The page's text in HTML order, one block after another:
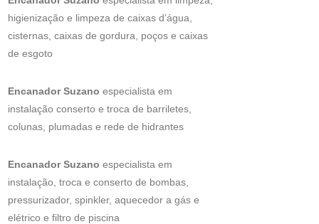
higienização e limpeza de caixas d’água,
cisternas, caixas de gordura, poços e caixas
de esgoto
Encanador Suzano especialista em
instalação conserto e troca de barriletes,
colunas, plumadas e rede de hidrantes
Encanador Suzano especialista em
instalação, troca e conserto de bombas,
pressurizador, spinkler, aquecedor a gás e
elétrico e filtro de piscina